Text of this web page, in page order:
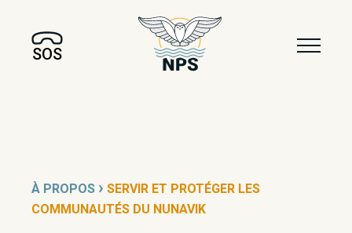
SOS
À PROPOS › SERVIR ET PROTÉGER LES
COMMUNAUTÉS DU NUNAVIK